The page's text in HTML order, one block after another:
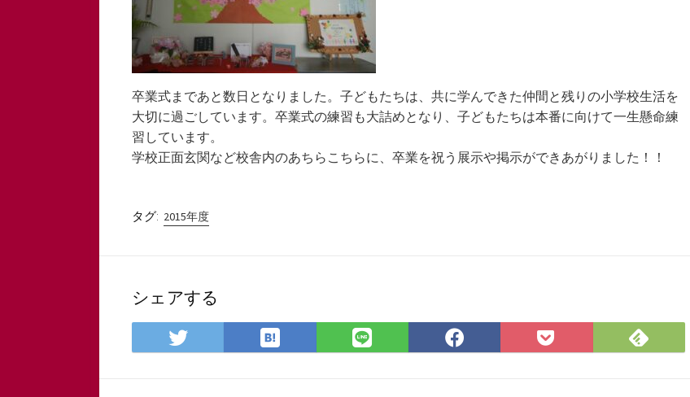
卒業式まであと数日となりました。子どもたちは、共に学んできた仲間と残りの小学校生活を
大切に過ごしています。卒業式の練習も大詰めとなり、子どもたちは本番に向けて一生懸命練
習しています。
学校正面玄関など校舎内のあちらこちらに、卒業を祝う展示や掲示ができあがりました！！
タグ: 2015年度
シェアする
Twitter
で
は
て
LINE
で
Facebook
で
Pocket
に
Feedly
で